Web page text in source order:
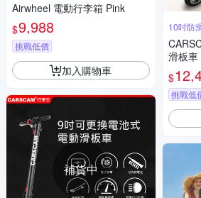
Airwheel 電動行李箱 Pink
$9,988
挑戰低價
加入購物車
補貨中
10吋防
滑板車
$
挑戰低